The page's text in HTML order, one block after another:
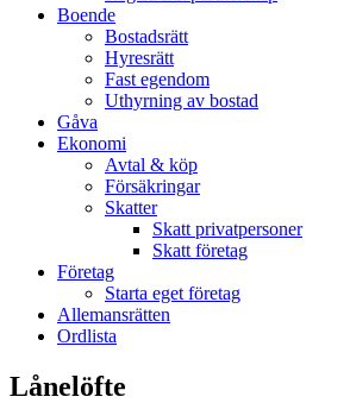
Boende
Bostadsrätt
Hyresrätt
Fast egendom
Uthyrning av bostad
Gåva
Ekonomi
Avtal & köp
Försäkringar
Skatter
Skatt privatpersoner
Skatt företag
Företag
Starta eget företag
Allemansrätten
Ordlista
Lånelöfte